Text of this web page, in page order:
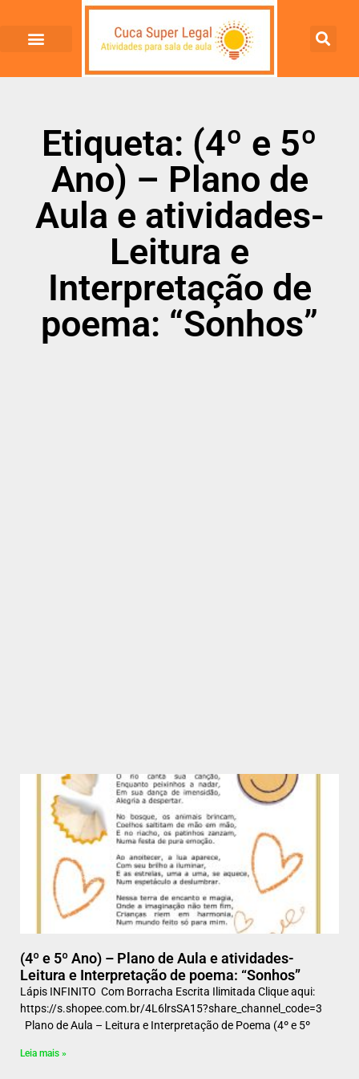
Etiqueta: (4º e 5º
Ano) – Plano de
Aula e atividades-
Leitura e
Interpretação de
poema: “Sonhos”
(4º e 5º Ano) – Plano de Aula e atividades-
Leitura e Interpretação de poema: “Sonhos”
Lápis INFINITO Com Borracha Escrita Ilimitada Clique aqui:
https://s.shopee.com.br/4L6lrsSA15?share_channel_code=3
Plano de Aula – Leitura e Interpretação de Poema (4º e 5º
Leia mais »